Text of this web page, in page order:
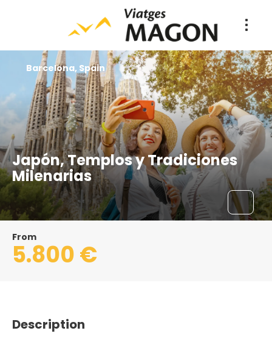
Japón, Templos y Tradiciones
Milenarias
Barcelona, Spain
From
5.800 €
Description